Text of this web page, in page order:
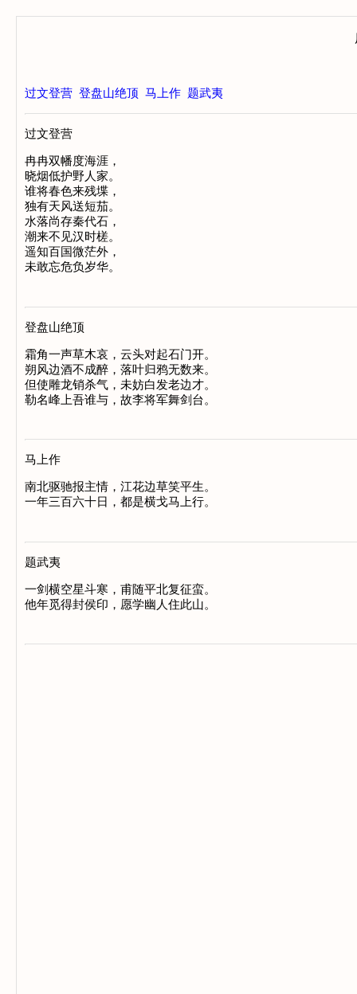
过文登营 登盘山绝顶 马上作 题武夷
过文登营
冉冉双幡度海涯，
晓烟低护野人家。
谁将春色来残堞，
独有天风送短茄。
水落尚存秦代石，
潮来不见汉时槎。
遥知百国微茫外，
登盘山绝顶
霜角一声草木哀，云头对起石门开。
朔风边酒不成醉，落叶归鸦无数来。
但使雕龙销杀气，未妨白发老边才。
马上作
南北驱驰报主情，江花边草笑平生。
题武夷
一剑横空星斗寒，甫随平北复征蛮。